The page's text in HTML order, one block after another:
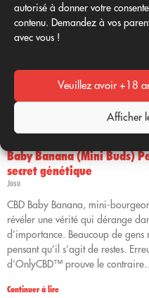
autorisé à donner votre
contenu. Demandez à vos
avec vous !
Veuillez avoir +18
Afficher
Baby Banana (Mini Buds)
secret génétique
Josu
CBD Baby Banana, mini-
révéler une vérité qui dérange
d’importance. Beaucoup de
pensant qu’il s’agit de restes.
d’OnlyCBD™ prouve le
Continuer à lire